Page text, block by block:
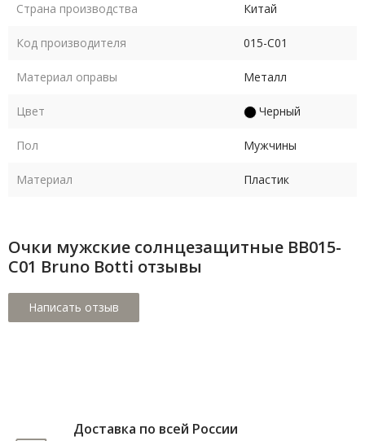
Страна производства Китай
Код производителя 015-C01
Материал оправы Металл
Цвет Черный
Пол Мужчины
Материал Пластик
Очки мужские солнцезащитные BB015-
C01 Bruno Botti отзывы
Доставка по всей России